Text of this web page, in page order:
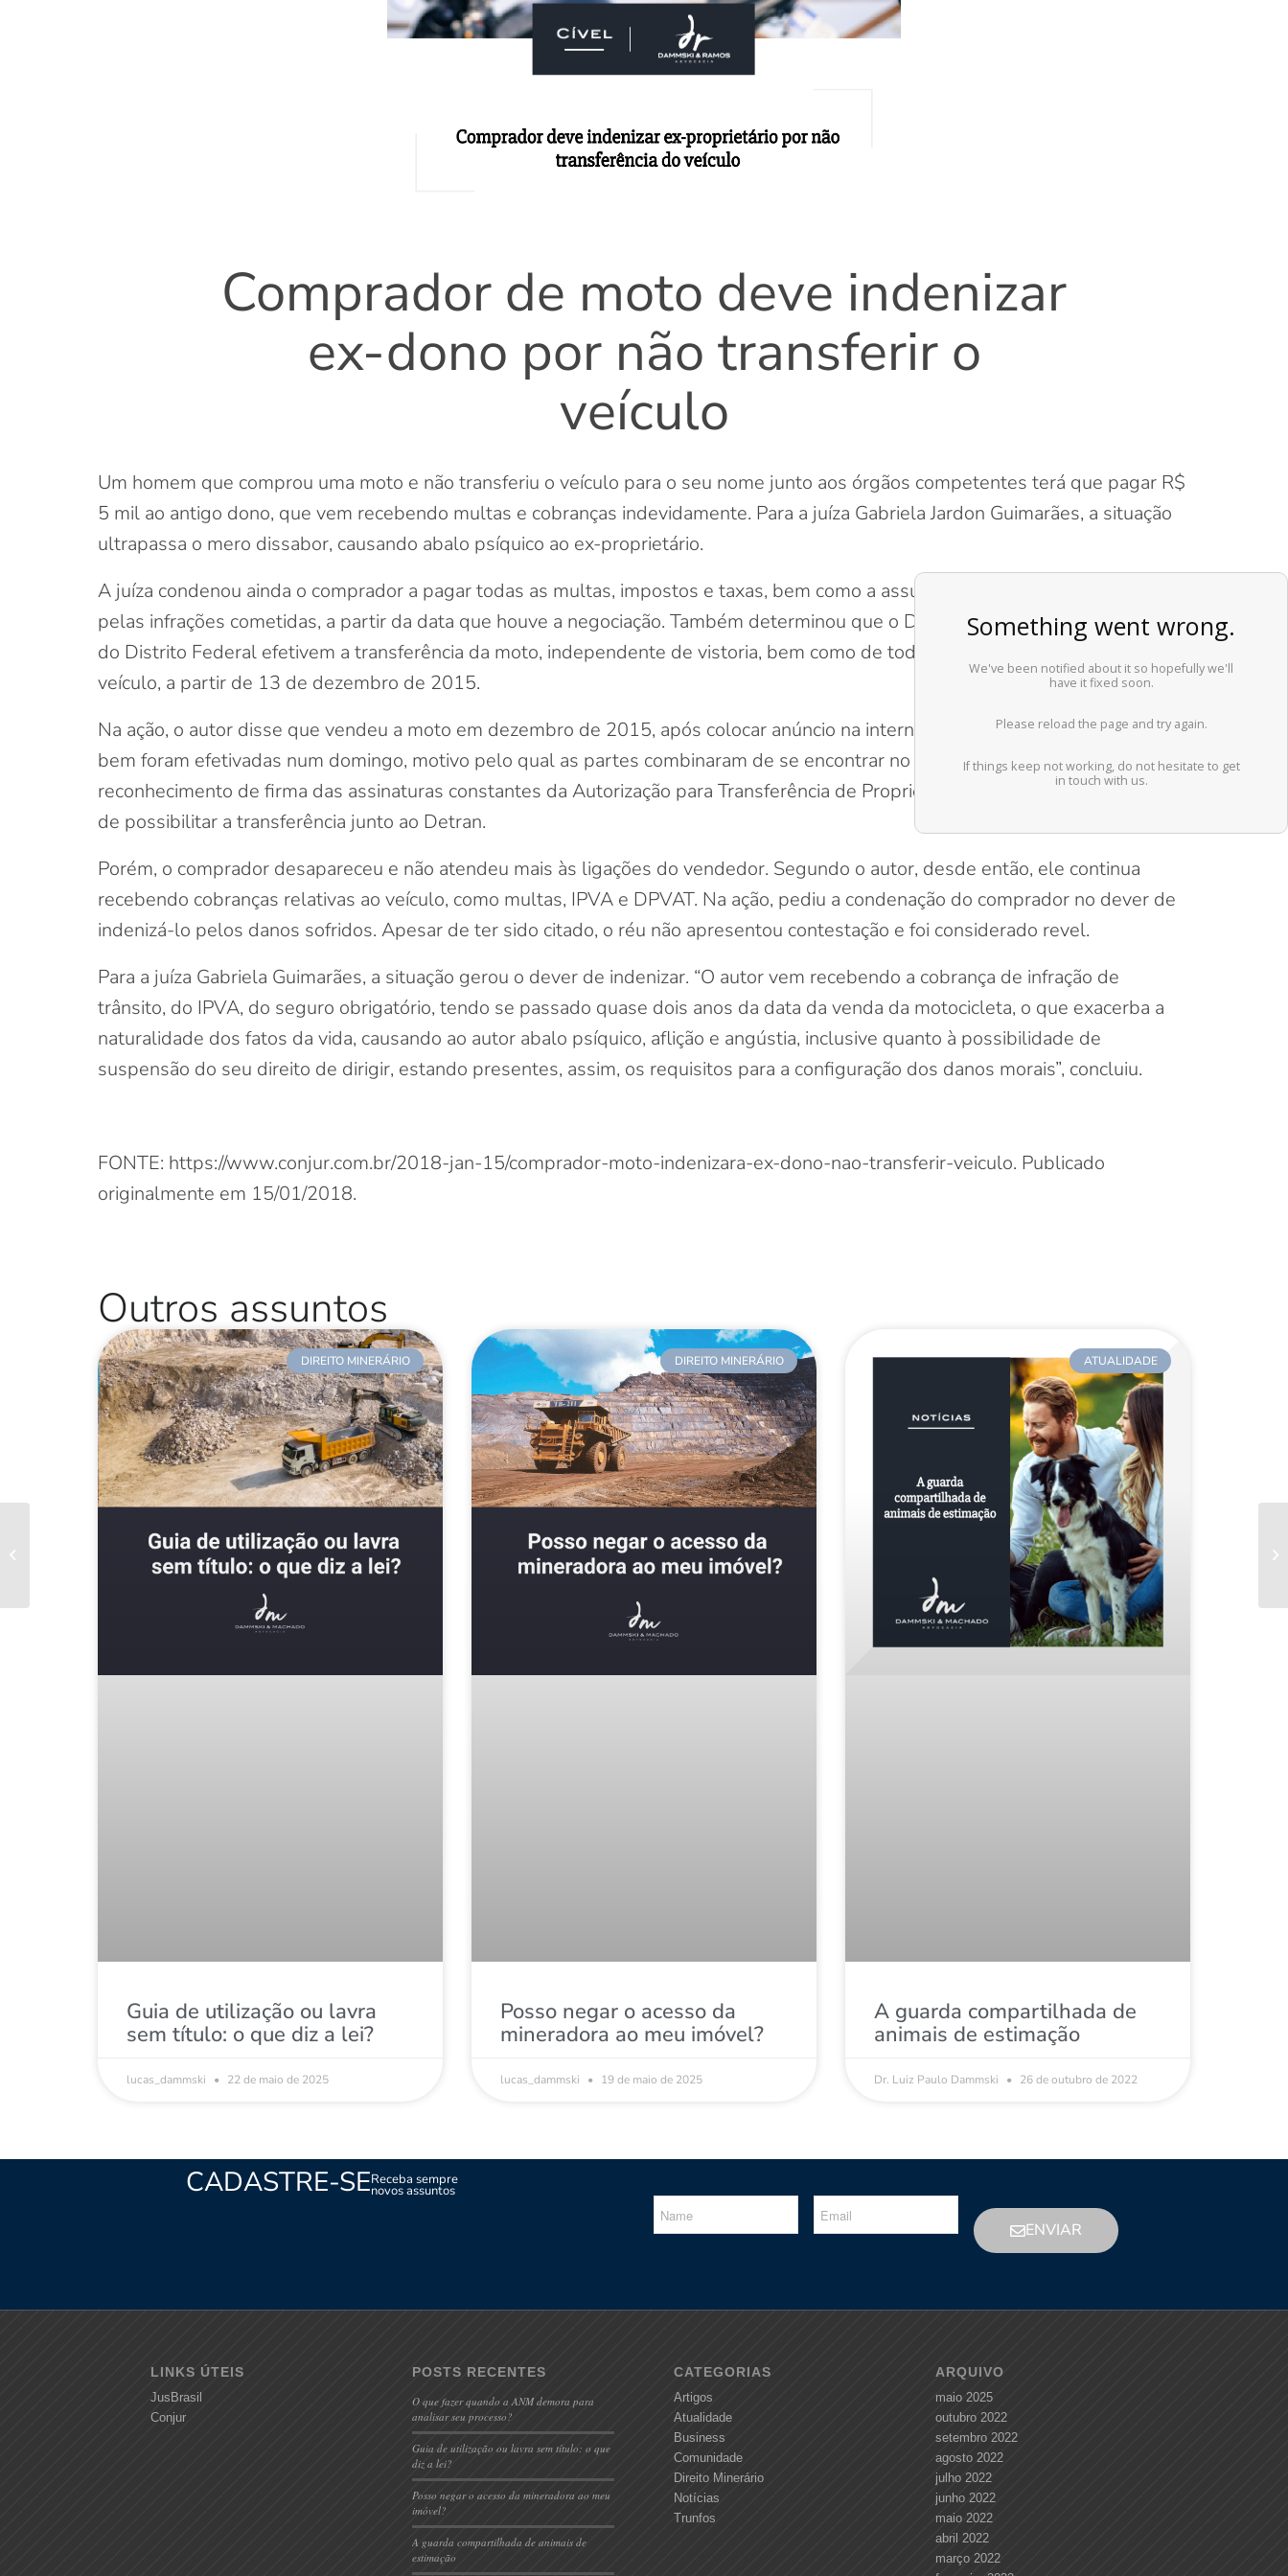
Comprador de moto deve indenizar
ex-dono por não transferir o
veículo
Um homem que comprou uma moto e não transferiu o veículo para o seu nome junto aos órgãos competentes terá que pagar R$
5 mil ao antigo dono, que vem recebendo multas e cobranças indevidamente. Para a juíza Gabriela Jardon Guimarães, a situação
ultrapassa o mero dissabor, causando abalo psíquico ao ex-proprietário.
A juíza condenou ainda o comprador a pagar todas as multas, impostos e taxas, bem como a assumir as pontuações geradas
pelas infrações cometidas, a partir da data que houve a negociação. Também determinou que o Detran e a Secretaria de Fazenda
do Distrito Federal efetivem a transferência da moto, independente de vistoria, bem como de todos os débitos oriundos do
veículo, a partir de 13 de dezembro de 2015.
Na ação, o autor disse que vendeu a moto em dezembro de 2015, após colocar anúncio na internet. A negociação e a entrega do
bem foram efetivadas num domingo, motivo pelo qual as partes combinaram de se encontrar no dia seguinte no cartório para
reconhecimento de firma das assinaturas constantes da Autorização para Transferência de Propriedade de Veículo (ATPV), a fim
de possibilitar a transferência junto ao Detran.
Porém, o comprador desapareceu e não atendeu mais às ligações do vendedor. Segundo o autor, desde então, ele continua
recebendo cobranças relativas ao veículo, como multas, IPVA e DPVAT. Na ação, pediu a condenação do comprador no dever de
indenizá-lo pelos danos sofridos. Apesar de ter sido citado, o réu não apresentou contestação e foi considerado revel.
Para a juíza Gabriela Guimarães, a situação gerou o dever de indenizar. “O autor vem recebendo a cobrança de infração de
trânsito, do IPVA, do seguro obrigatório, tendo se passado quase dois anos da data da venda da motocicleta, o que exacerba a
naturalidade dos fatos da vida, causando ao autor abalo psíquico, aflição e angústia, inclusive quanto à possibilidade de
suspensão do seu direito de dirigir, estando presentes, assim, os requisitos para a configuração dos danos morais”, concluiu.
FONTE: https://www.conjur.com.br/2018-jan-15/comprador-moto-indenizara-ex-dono-nao-transferir-veiculo. Publicado
originalmente em 15/01/2018.
Outros assuntos
DIREITO MINERÁRIO
Guia de utilização ou lavra
sem título: o que diz a lei?
lucas_dammski 22 de maio de 2025
DIREITO MINERÁRIO
Posso negar o acesso da
mineradora ao meu imóvel?
lucas_dammski 19 de maio de 2025
ATUALIDADE
A guarda compartilhada de
animais de estimação
Dr. Luiz Paulo Dammski 26 de outubro de 2022
CADASTRE-SEReceba sempre
novos assuntos
ENVIAR
LINKS ÚTEIS
JusBrasil
Conjur
POSTS RECENTES
O que fazer quando a ANM demora para
analisar seu processo?
Guia de utilização ou lavra sem título: o que
diz a lei?
Posso negar o acesso da mineradora ao meu
imóvel?
A guarda compartilhada de animais de
estimação
CATEGORIAS
Artigos
Atualidade
Business
Comunidade
Direito Minerário
Notícias
Trunfos
ARQUIVO
maio 2025
outubro 2022
setembro 2022
agosto 2022
julho 2022
junho 2022
maio 2022
abril 2022
março 2022